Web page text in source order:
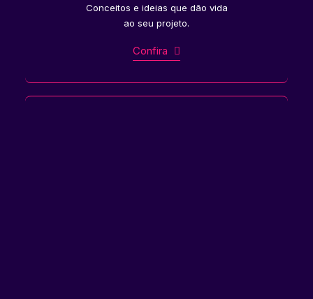
Conceitos e ideias que dão vida
ao seu projeto.
Confira